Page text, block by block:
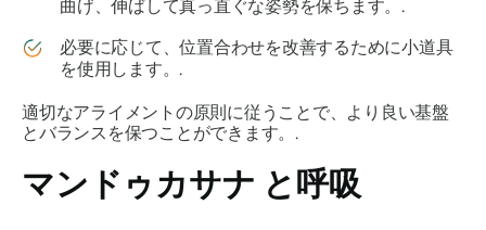
曲げ、伸ばして真っ直ぐな姿勢を保ちます。.
必要に応じて、位置合わせを改善するために小道具
を使用します。.
適切なアライメントの原則に従うことで、より良い基盤
とバランスを保つことができます。.
マンドゥカサナ と呼吸